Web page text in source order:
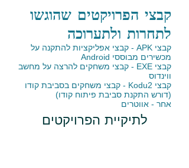
קבצי הפרויקטים שהוגשו
לתחרות ולתערוכה
קבצי APK - קבצי אפליקציות להתקנה על
מכשירים מבוססי Android
קבצי EXE - קבצי משחקים להרצה על מחשב
ווינדוס
קבצי Kodu2 - קבצי משחקים בסביבת קודו
(דורש התקנת סביבת פיתוח קודו)
אחר - אווטרים
לתיקיית הפרויקטים